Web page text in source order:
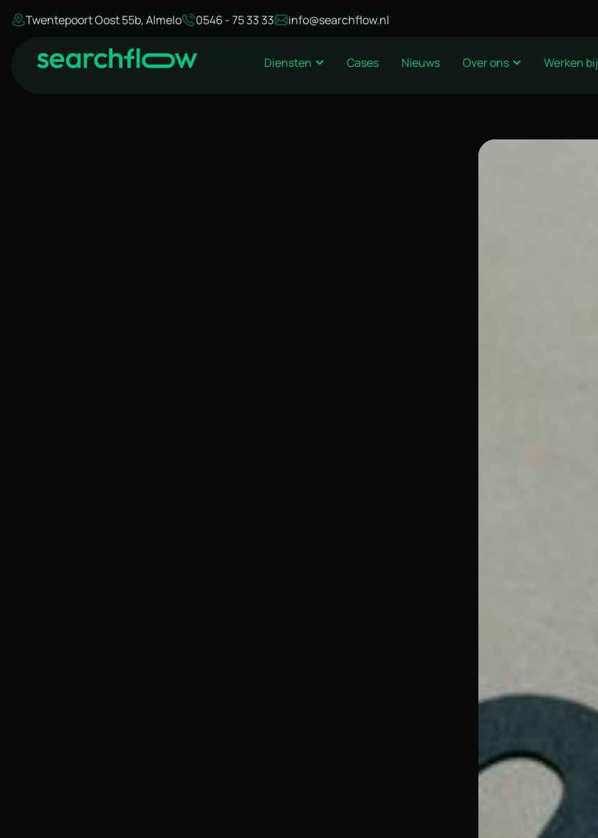
Twentepoort Oost 55b, Almelo 0546 - 75 33 33 info@searchflow.nl
Diensten Cases Nieuws Over ons Werken bij